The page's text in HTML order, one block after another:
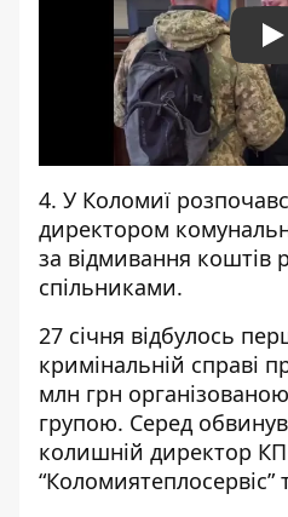
4. У Коломиї
директором
за відмивання коштів
спільниками.
27 січня відбулось
кримінальній справі
млн грн
групою. Серед
колишній директор КП
“Коломиятеплосервіс”